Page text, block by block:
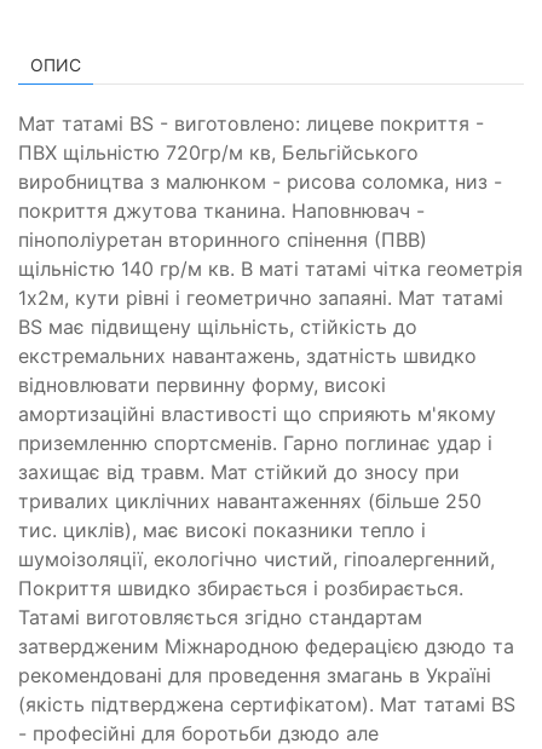
ОПИС
Мат татамі BS - виготовлено: лицеве покриття -
ПВХ щільністю 720гр/м кв, Бельгійського
виробництва з малюнком - рисова соломка, низ -
покриття джутова тканина. Наповнювач -
пінополіуретан вторинного спінення (ПВВ)
щільністю 140 гр/м кв. В маті татамі чітка геометрія
1х2м, кути рівні і геометрично запаяні. Мат татамі
BS має підвищену щільність, стійкість до
екстремальних навантажень, здатність швидко
відновлювати первинну форму, високі
амортизаційні властивості що сприяють м'якому
приземленню спортсменів. Гарно поглинає удар і
захищає від травм. Мат стійкий до зносу при
тривалих циклічних навантаженнях (більше 250
тис. циклів), має високі показники тепло і
шумоізоляції, екологічно чистий, гіпоалергенний,
Покриття швидко збирається і розбирається.
Татамі виготовляється згідно стандартам
затвердженим Міжнародною федерацією дзюдо та
рекомендовані для проведення змагань в Україні
(якість підтверджена сертифікатом). Мат татамі BS
- професійні для боротьби дзюдо але